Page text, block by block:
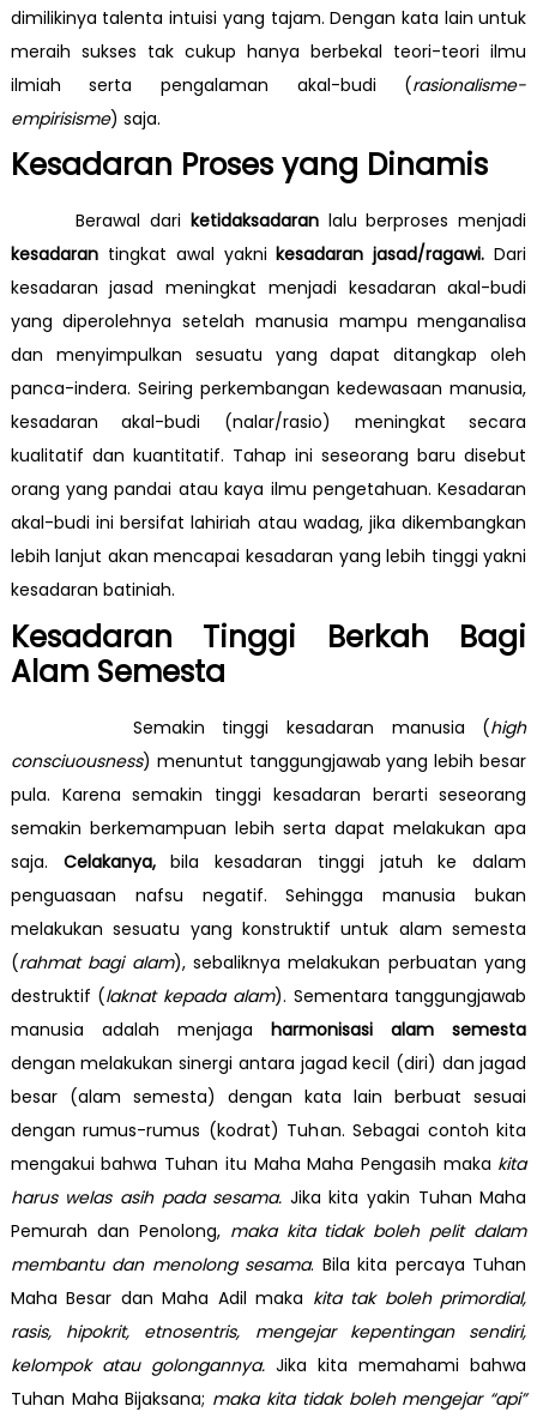
dimilikinya talenta intuisi yang tajam. Dengan kata lain untuk
meraih sukses tak cukup hanya berbekal teori-teori ilmu
ilmiah serta pengalaman akal-budi (rasionalisme-
empirisisme) saja.
Kesadaran Proses yang Dinamis
Berawal dari ketidaksadaranlalu berproses menjadi
kesadarantingkat awal yaknikesadaran jasad/ragawi. Dari
kesadaran jasad meningkat menjadi kesadaran akal-budi
yang diperolehnya setelah manusia mampu menganalisa
dan menyimpulkan sesuatu yang dapat ditangkap oleh
panca-indera. Seiring perkembangan kedewasaan manusia,
kesadaran akal-budi (nalar/rasio) meningkat secara
kualitatif dan kuantitatif. Tahap ini seseorang baru disebut
orang yang pandai atau kaya ilmu pengetahuan. Kesadaran
akal-budi ini bersifat lahiriah atau wadag, jika dikembangkan
lebih lanjut akan mencapai kesadaran yang lebih tinggi yakni
kesadaran batiniah.
Kesadaran Tinggi Berkah Bagi
Alam Semesta
Semakin tinggi kesadaran manusia (high
consciuousness) menuntut tanggungjawab yang lebih besar
pula. Karena semakin tinggi kesadaran berarti seseorang
semakin berkemampuan lebih serta dapat melakukan apa
saja. Celakanya,bila kesadaran tinggi jatuh ke dalam
penguasaan nafsu negatif. Sehingga manusia bukan
melakukan sesuatu yang konstruktif untuk alam semesta
(rahmat bagi alam), sebaliknya melakukan perbuatan yang
destruktif (laknat kepada alam). Sementara tanggungjawab
manusia adalah menjagaharmonisasi alam semesta
dengan melakukan sinergi antara jagad kecil (diri) dan jagad
besar (alam semesta) dengan kata lain berbuat sesuai
dengan rumus-rumus (kodrat) Tuhan. Sebagai contoh kita
mengakui bahwa Tuhan itu Maha Maha Pengasih maka kita
harus welas asih pada sesama. Jika kita yakin Tuhan Maha
Pemurah dan Penolong, maka kita tidak boleh pelit dalam
membantu dan menolong sesama. Bila kita percaya Tuhan
Maha Besar dan Maha Adil maka kita tak boleh primordial,
rasis, hipokrit, etnosentris, mengejar kepentingan sendiri,
kelompok atau golongannya. Jika kita memahami bahwa
Tuhan Maha Bijaksana; maka kita tidak boleh mengejar “api”